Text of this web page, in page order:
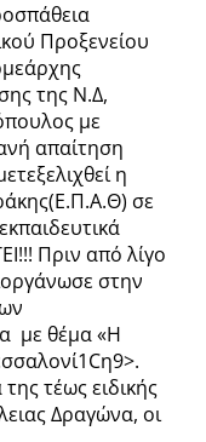
Προξενείου
της Ν.Δ,
με
απαίτηση
η
σε
Πριν από λίγο
στην
με θέμα «Η
τέως ειδικής
Δραγώνα, οι